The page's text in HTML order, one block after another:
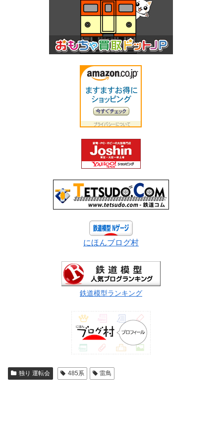
にほんブログ村
鉄道模型ランキング
独り 運転会 485系 雷鳥